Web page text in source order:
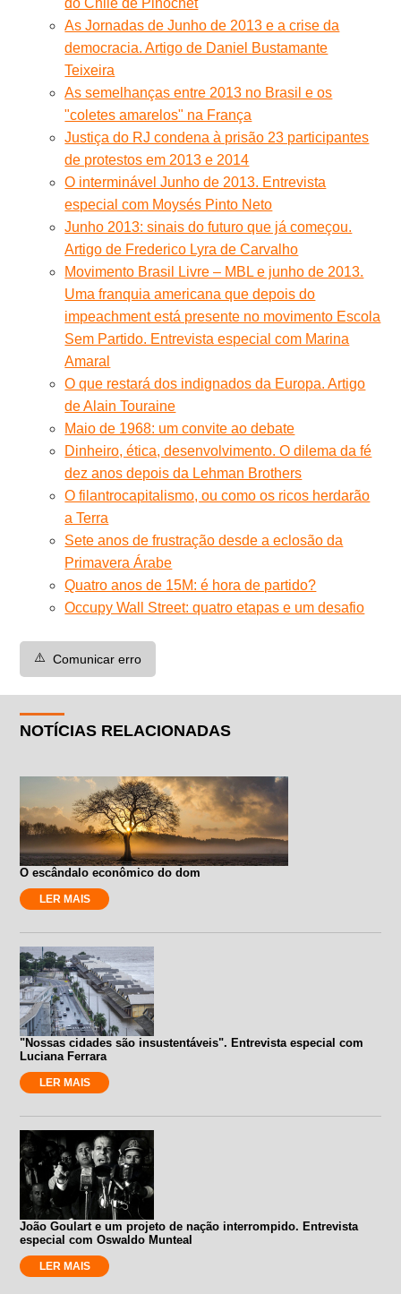
As Jornadas de Junho de 2013 e a crise da
democracia. Artigo de Daniel Bustamante
Teixeira
As semelhanças entre 2013 no Brasil e os
"coletes amarelos" na França
Justiça do RJ condena à prisão 23 participantes
de protestos em 2013 e 2014
O interminável Junho de 2013. Entrevista
especial com Moysés Pinto Neto
Junho 2013: sinais do futuro que já começou.
Artigo de Frederico Lyra de Carvalho
Movimento Brasil Livre – MBL e junho de 2013.
Uma franquia americana que depois do
impeachment está presente no movimento Escola
Sem Partido. Entrevista especial com Marina
Amaral
O que restará dos indignados da Europa. Artigo
de Alain Touraine
Maio de 1968: um convite ao debate
Dinheiro, ética, desenvolvimento. O dilema da fé
dez anos depois da Lehman Brothers
O filantrocapitalismo, ou como os ricos herdarão
a Terra
Sete anos de frustração desde a eclosão da
Primavera Árabe
Quatro anos de 15M: é hora de partido?
Occupy Wall Street: quatro etapas e um desafio
⚠️ Comunicar erro
NOTÍCIAS RELACIONADAS
O escândalo econômico do dom
LER MAIS
"Nossas cidades são insustentáveis". Entrevista especial com
Luciana Ferrara
LER MAIS
João Goulart e um projeto de nação interrompido. Entrevista
especial com Oswaldo Munteal
LER MAIS